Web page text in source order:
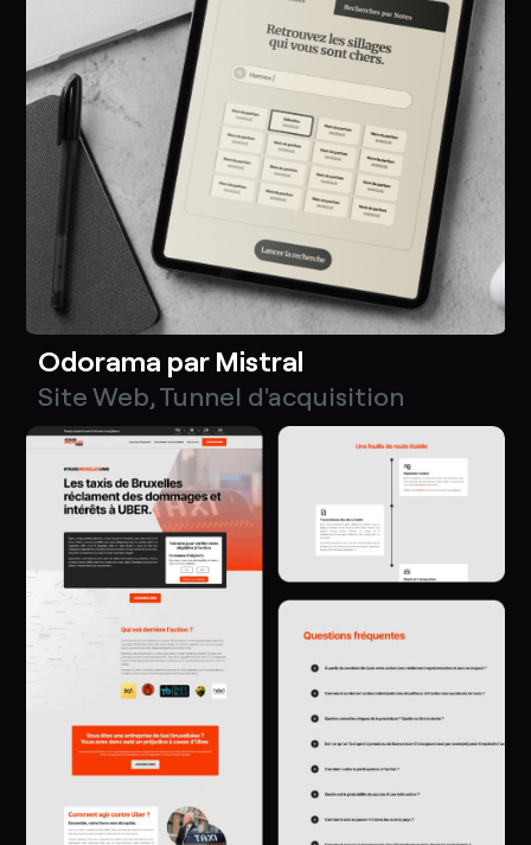
Odorama par Mistral
Site Web,Tunnel d'acquisition